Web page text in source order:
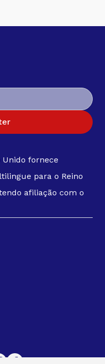
Unido fornece
para o Reino
afiliação com o